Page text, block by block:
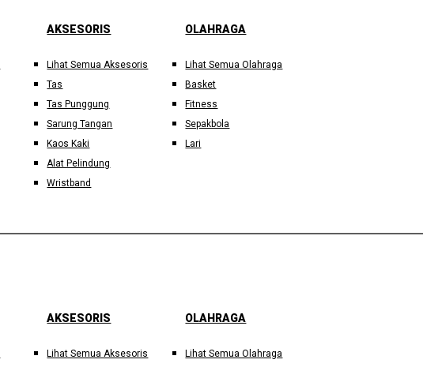
AKSESORIS
Lihat Semua Aksesoris
Tas
Tas Punggung
Sarung Tangan
Kaos Kaki
Alat Pelindung
Wristband
OLAHRAGA
Lihat Semua Olahraga
Basket
Fitness
Sepakbola
Lari
AKSESORIS
Lihat Semua Aksesoris
OLAHRAGA
Lihat Semua Olahraga